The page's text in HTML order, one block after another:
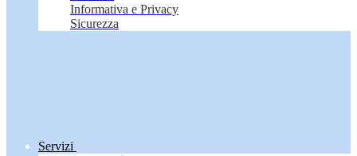
Informativa e Privacy
Sicurezza
Servizi